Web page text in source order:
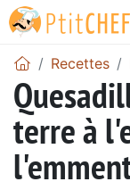
Recettes
terre à